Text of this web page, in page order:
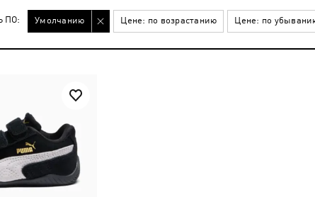
ПО: Умолчанию Цене: по возрастанию Цене: по